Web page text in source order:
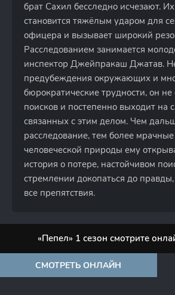
брат Сахил бесследно исчезают.
становится тяжёлым ударом для
офицера и вызывает широкий
Расследованием занимается
инспектор Джейпракаш Джатав.
предубеждения окружающих и
бюрократические трудности, он не
поисков и постепенно выходит на
связанных с этим делом. Чем
расследование, тем более
человеческой природы ему
история о потере, настойчивом
стремлении докопаться до
все препятствия.
«Пепел» 1 сезон смотрите
СМОТРЕТЬ ОНЛАЙН